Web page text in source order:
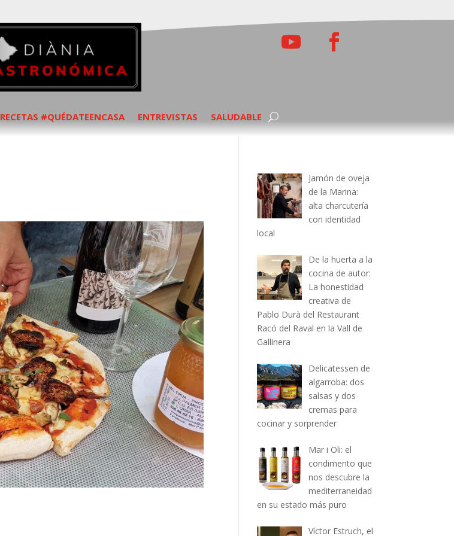
RECETAS #QUÉDATEENCASA ENTREVISTAS SALUDABLE
Jamón de oveja
de la Marina:
alta charcutería
con identidad
local
De la huerta a la
cocina de autor:
La honestidad
creativa de
Pablo Durà del Restaurant
Racó del Raval en la Vall de
Gallinera
Delicatessen de
algarroba: dos
salsas y dos
cremas para
cocinar y sorprender
Mar i Oli: el
condimento que
nos descubre la
mediterraneidad
en su estado más puro
Víctor Estruch, el